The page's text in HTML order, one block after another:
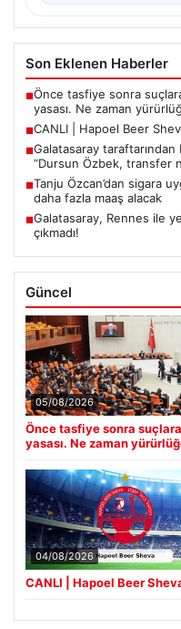
Son Eklenen Haberler
■Önce tasfiye sonra
yasası. Ne zaman
■CANLI | Hapoel Beer Sheva
■Galatasaray
“Dursun Özbek, transfer
■Tanju Özcan’dan sigara
daha fazla maaş alacak
■Galatasaray, Rennes ile
çıkmadı!
Güncel
05/08/2026
Önce tasfiye sonra
yasası. Ne zaman
04/08/2026
CANLI | Hapoel Beer Sheva